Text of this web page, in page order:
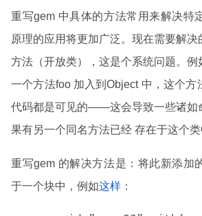
重写gem 中具体的方法常用来解决特
原理的应用将更加广泛。现在需要解
方法（开放类），这是个系统问题。例
一个方法foo 加入到Object 中，这个方
代码都是可见的——这会导致一些诸如
果有另一个同名方法已经 存在于这个类
重写gem 的解决方法是：将此新添加
于一个块中，例如这样 ：